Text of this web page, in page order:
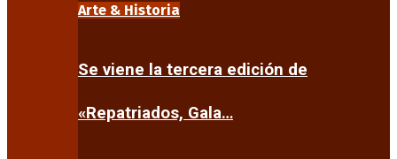
Arte & Historia
Se viene la tercera edición de
«Repatriados, Gala…